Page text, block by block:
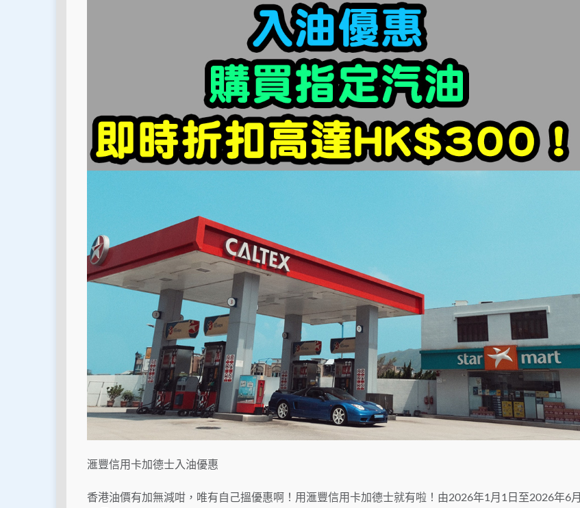
滙豐信用卡加德士入油優惠
香港油價有加無減咁，唯有自己搵優惠啊！用滙豐信用卡加德士就有啦！由2026年1月1日至2026年6月